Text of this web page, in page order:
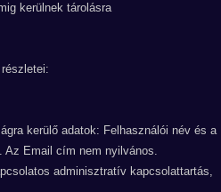
kerülnek tárolásra
kerülő adatok: Felhasználói név és a
Az Email cím nem nyilvános.
adminisztratív kapcsolattartás,